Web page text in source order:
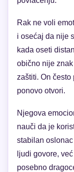
Rak ne voli
i osećaj da nije
kada oseti
obično nije
zaštiti. On često
ponovo otvori.
Njegova
nauči da je
stabilan
ljudi govore,
posebno